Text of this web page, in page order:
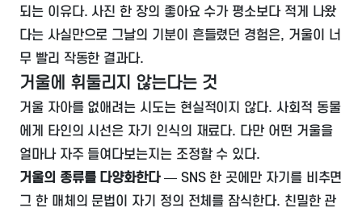
되는 이유다. 사진 한 장의 좋아요 수가 평소보다 적게 나왔
다는 사실만으로 그날의 기분이 흔들렸던 경험은, 거울이 너
무 빨리 작동한 결과다.
거울에 휘둘리지 않는다는 것
거울 자아를 없애려는 시도는 현실적이지 않다. 사회적 동물
에게 타인의 시선은 자기 인식의 재료다. 다만 어떤 거울을
얼마나 자주 들여다보는지는 조정할 수 있다.
거울의 종류를 다양화한다— SNS 한 곳에만 자기를 비추면
그 한 매체의 문법이 자기 정의 전체를 잠식한다. 친밀한 관